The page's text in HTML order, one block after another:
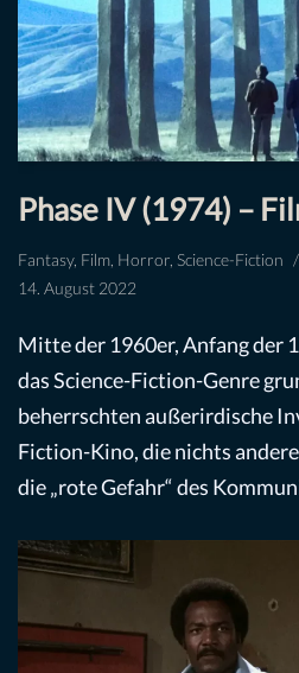
Phase IV (1974) –
Fantasy, Film Horror Science-Fiction
14. August 2022
Mitte der 1960er, Anfang der
das Science-Fiction-Genre
beherrschten außerirdische
Fiction-Kino, die nichts
die „rote Gefahr“ des